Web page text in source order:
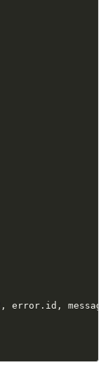
, error . id , message